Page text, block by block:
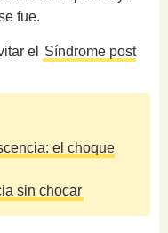
fue.
el
Síndrome post
el choque
sin chocar